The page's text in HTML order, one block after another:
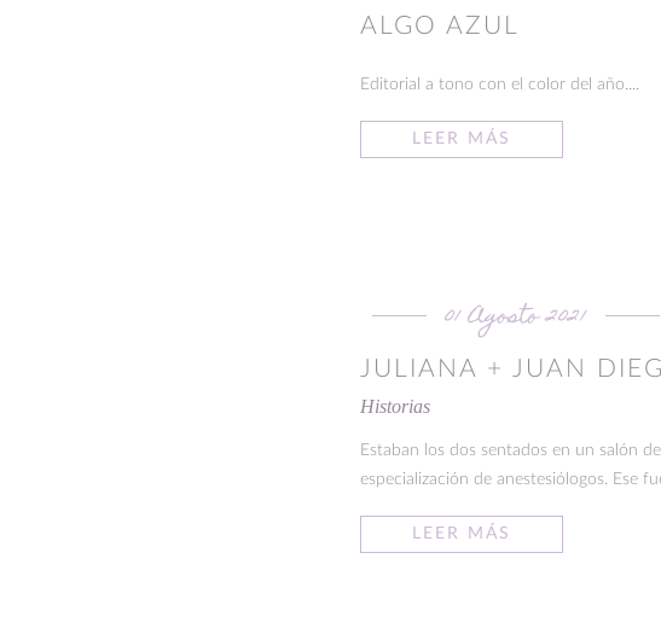
ALGO AZUL
Editorial a tono con el color del año....
LEER MÁS
01 Agosto 2021
JULIANA + JUAN
Historias
Estaban los dos sentados en un salón
especialización de anestesiólogos. Ese
LEER MÁS